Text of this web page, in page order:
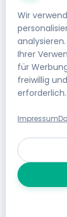
Impressum
AGB
Geld-
Gratis
Jobs bei
Cookie-
Wir
Ihrer
für
freiwillig
erforderlich.
Impressum